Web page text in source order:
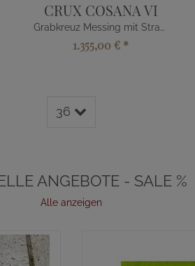
CRUX COSANA VI
Grabkreuz Messing mit Strass-Stein
1.355,00 € *
36
ANGEBOTE - SALE %
Alle anzeigen